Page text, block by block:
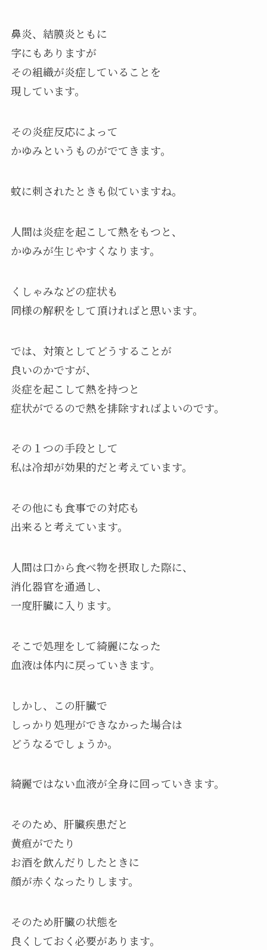
鼻炎、結膜炎ともに
字にもありますが
その組織が炎症していることを
現しています。
その炎症反応によって
かゆみというものがでてきます。
蚊に刺されたときも似ていますね。
人間は炎症を起こして熱をもつと、
かゆみが生じやすくなります。
くしゃみなどの症状も
同様の解釈をして頂ければと思います。
では、対策としてどうすることが
良いのかですが、
炎症を起こして熱を持つと
症状がでるので熱を排除すればよいのです。
その１つの手段として
私は冷却が効果的だと考えています。
その他にも食事での対応も
出来ると考えています。
人間は口から食べ物を摂取した際に、
消化器官を通過し、
一度肝臓に入ります。
そこで処理をして綺麗になった
血液は体内に戻っていきます。
しかし、この肝臓で
しっかり処理ができなかった場合は
どうなるでしょうか。
綺麗ではない血液が全身に回っていきます。
そのため、肝臓疾患だと
黄疸がでたり
お酒を飲んだりしたときに
顔が赤くなったりします。
そのため肝臓の状態を
良くしておく必要があります。